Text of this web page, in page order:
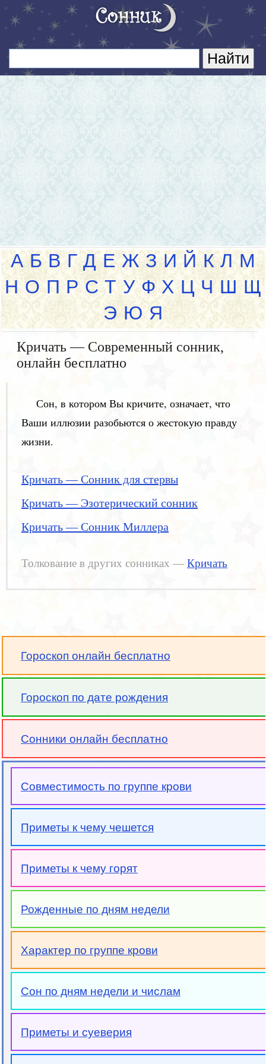
А Б В Г Д Е Ж З И Й К Л М
Н О П Р С Т У Ф Х Ц Ч Ш Щ
Э Ю Я
Кричать — Современный сонник,
онлайн бесплатно
Сон, в котором Вы кричите, означает, что
Ваши иллюзии разобьются о жестокую правду
жизни.
Кричать — Сонник для стервы
Кричать — Эзотерический сонник
Кричать — Сонник Миллера
Толкование в других сонниках — Кричать
Гороскоп онлайн бесплатно
Гороскоп по дате рождения
Сонники онлайн бесплатно
Совместимость по группе крови
Приметы к чему чешется
Приметы к чему горят
Рожденные по дням недели
Характер по группе крови
Сон по дням недели и числам
Приметы и суеверия